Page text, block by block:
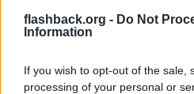
flashback.org - Do Not
Information
If you wish to opt-out of the sale,
processing of your personal or
2009-06-16, 21:12
Citat: